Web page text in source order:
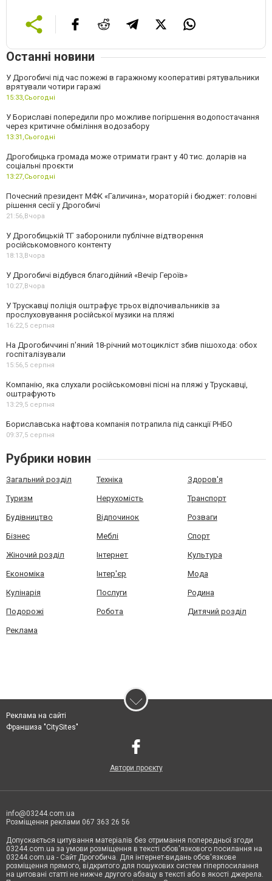
Останні новини
У Дрогобичі під час пожежі в гаражному кооперативі рятувальники
врятували чотири гаражі
15:33,Сьогодні
У Бориславі попередили про можливе погіршення водопостачання
через критичне обміління водозабору
13:31,Сьогодні
Дрогобицька громада може отримати грант у 40 тис. доларів на
соціальні проєкти
13:27,Сьогодні
Почесний президент МФК «Галичина», мораторій і бюджет: головні
рішення сесії у Дрогобичі
21:56,Вчора
У Дрогобицькій ТГ заборонили публічне відтворення
російськомовного контенту
18:13,Вчора
У Дрогобичі відбувся благодійний «Вечір Героїв»
10:27,Вчора
У Трускавці поліція оштрафує трьох відпочивальників за
прослуховування російської музики на пляжі
16:22,5 серпня
На Дрогобиччині п'яний 18-річний мотоцикліст збив пішохода: обох
госпіталізували
15:56,5 серпня
Компанію, яка слухали російськомовні пісні на пляжі у Трускавці,
оштрафують
13:29,5 серпня
Бориславська нафтова компанія потрапила під санкції РНБО
09:37,5 серпня
Рубрики новин
Загальний розділ Техніка Здоров'я
Туризм Нерухомість Транспорт
Будівництво Відпочинок Розваги
Бізнес Меблі Спорт
Жіночий розділ Інтернет Культура
Економіка Інтер'єр Мода
Кулінарія Послуги Родина
Подорожі Робота Дитячий розділ
Реклама
Реклама на сайті
Франшиза "CitySites"
Автори проєкту
info@03244.com.ua
Розміщення реклами 067 363 26 56
Допускається цитування матеріалів без отримання попередньої згоди
03244.com.ua за умови розміщення в тексті обов'язкового посилання на
03244.com.ua - Сайт Дрогобича. Для інтернет-видань обов'язкове
розміщення прямого, відкритого для пошукових систем гіперпосилання
на цитовані статті не нижче другого абзацу в тексті або в якості джерела.